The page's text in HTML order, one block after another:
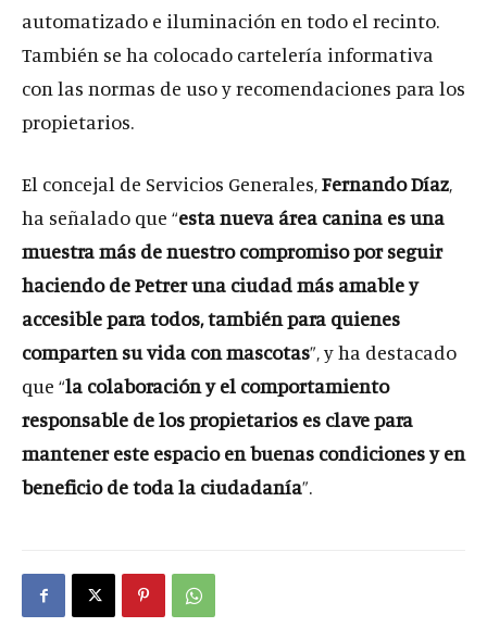
automatizado e iluminación en todo el recinto.
También se ha colocado cartelería informativa
con las normas de uso y recomendaciones para los
propietarios.
El concejal de Servicios Generales,Fernando Díaz,
ha señalado que “esta nueva área canina es una
muestra más de nuestro compromiso por seguir
haciendo de Petrer una ciudad más amable y
accesible para todos, también para quienes
comparten su vida con mascotas”, y ha destacado
que “la colaboración y el comportamiento
responsable de los propietarios es clave para
mantener este espacio en buenas condiciones y en
beneficio de toda la ciudadanía”.